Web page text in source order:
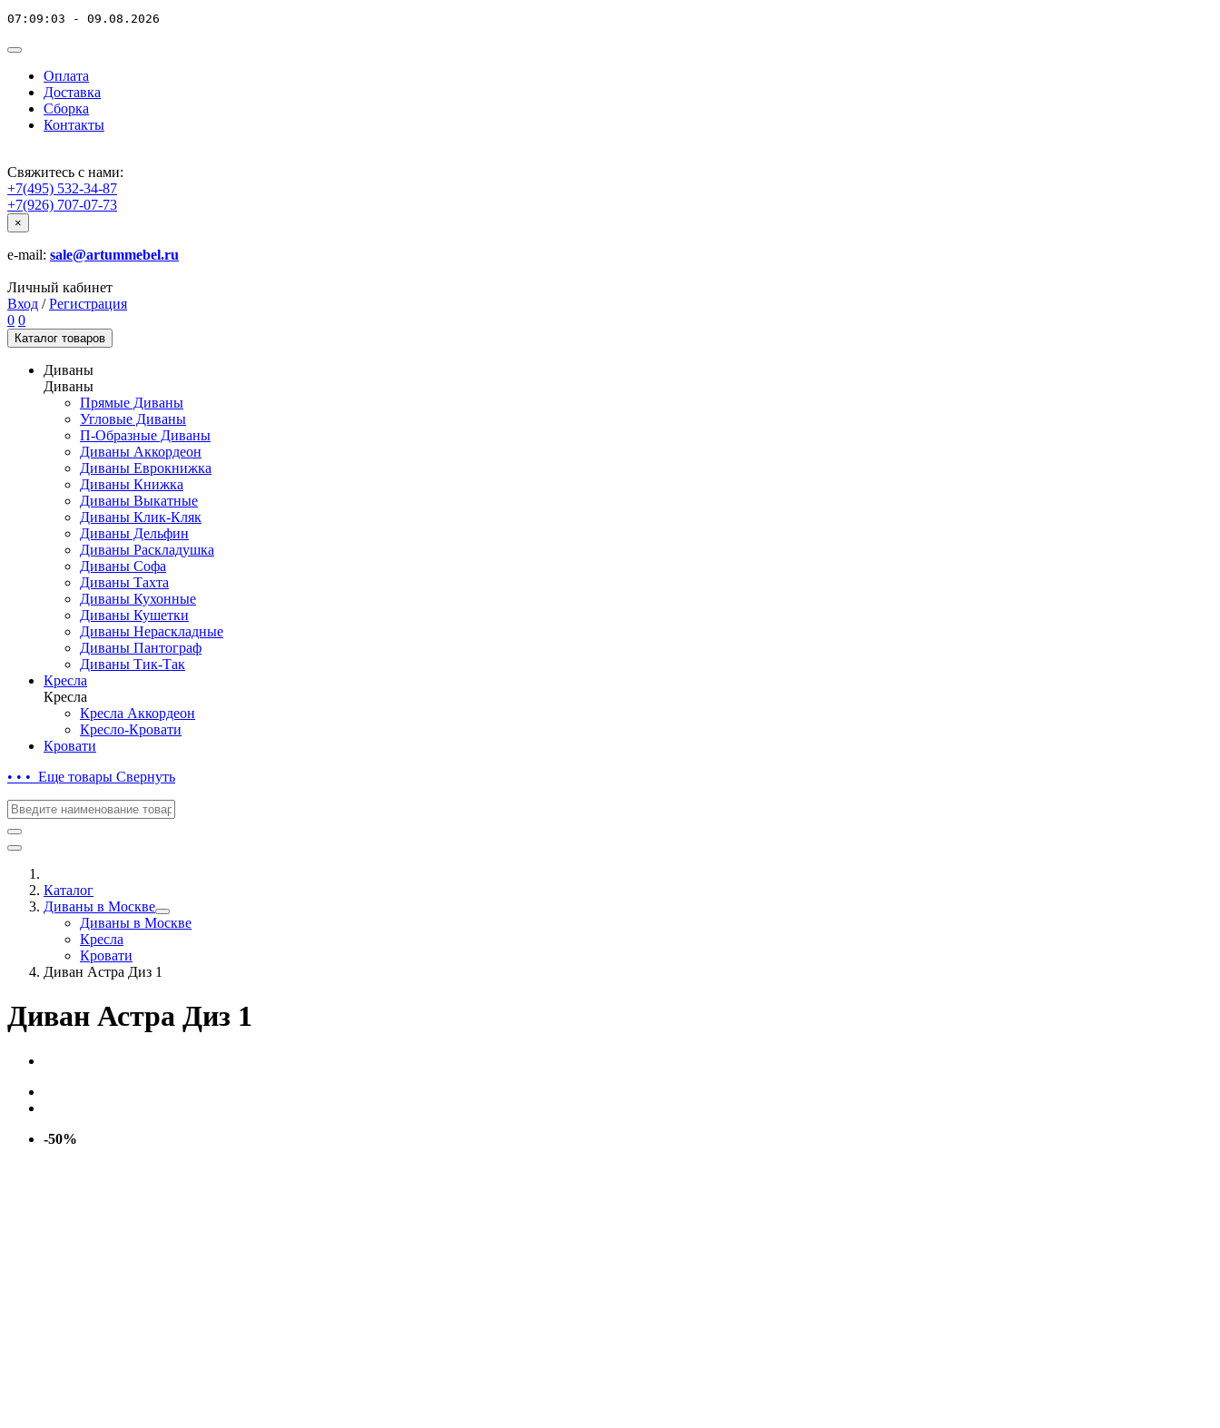
07:09:03 - 09.08.2026
Оплата
Доставка
Сборка
Контакты
Свяжитесь с нами:
+7(495) 532-34-87
+7(926) 707-07-73
×
e-mail: sale@artummebel.ru
Личный кабинет
Вход / Регистрация
0 0
Каталог товаров
Диваны
Диваны
Прямые Диваны
Угловые Диваны
П-Образные Диваны
Диваны Аккордеон
Диваны Еврокнижка
Диваны Книжка
Диваны Выкатные
Диваны Клик-Кляк
Диваны Дельфин
Диваны Раскладушка
Диваны Софа
Диваны Тахта
Диваны Кухонные
Диваны Кушетки
Диваны Нераскладные
Диваны Пантограф
Диваны Тик-Так
Кресла
Кресла
Кресла Аккордеон
Кресло-Кровати
Кровати
• • • Еще товары Свернуть
Каталог
Диваны в Москве
Диваны в Москве
Кресла
Кровати
Диван Астра Диз 1
Диван Астра Диз 1
-50%